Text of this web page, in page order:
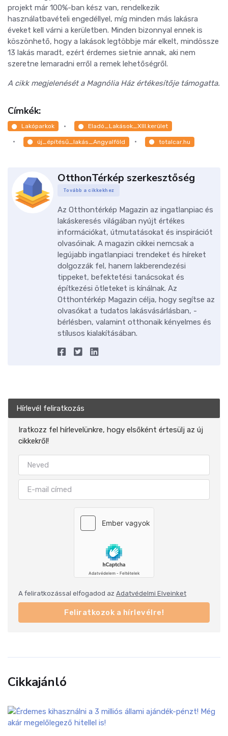
projekt már 100%-ban kész van, rendelkezik
használatbavételi engedéllyel, míg minden más lakásra
éveket kell várni a kerületben. Minden bizonnyal ennek is
köszönhető, hogy a lakások legtöbbje már elkelt, mindössze
13 lakás maradt, ezért érdemes sietnie annak, aki nem
szeretne lemaradni erről a remek lehetőségről.
A cikk megjelenését a Magnólia Ház értékesítője támogatta.
Címkék:
Lakóparkok Eladó_Lakások_XIII.kerület
új_építésű_lakás_Angyalföld totalcar.hu
OtthonTérkép szerkesztőség
Tovább a cikkekhez
Az Otthontérkép Magazin az ingatlanpiac és
lakáskeresés világában nyújt értékes
információkat, útmutatásokat és inspirációt
olvasóinak. A magazin cikkei nemcsak a
legújabb ingatlanpiaci trendeket és híreket
dolgozzák fel, hanem lakberendezési
tippeket, befektetési tanácsokat és
építkezési ötleteket is kínálnak. Az
Otthontérkép Magazin célja, hogy segítse az
olvasókat a tudatos lakásvásárlásban, -
bérlésben, valamint otthonaik kényelmes és
stílusos kialakításában.
Hírlevél feliratkozás
Iratkozz fel hírlevelünkre, hogy elsőként értesülj az új
cikkekről!
A feliratkozással elfogadod az Adatvédelmi Elveinket
Feliratkozok a hírlevélre!
Cikkajánló